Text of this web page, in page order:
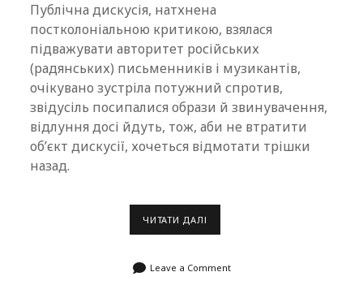
Публічна дискусія, натхнена
постколоніальною критикою, взялася
підважувати авторитет російських
(радянських) письменників і музикантів,
очікувано зустріла потужний спротив,
звідусіль посипалися образи й звинувачення,
відлуння досі йдуть, тож, аби не втратити
об’єкт дискусії, хочеться відмотати трішки
назад.
ЧИТАТИ ДАЛІ
Leave a Comment